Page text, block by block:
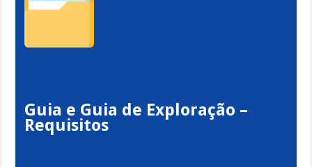
Guia e Guia de Exploração –
Requisitos